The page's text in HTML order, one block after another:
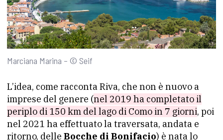
Marciana Marina – © Seif
L’idea, come racconta Riva, che non è nuovo a
imprese del genere (nel 2019 ha completato il
periplo di 150 km del lago di Como in 7 giorni, poi
nel 2021 ha effettuato la traversata, andata e
ritorno, delle Bocche di Bonifacio) è nata lo